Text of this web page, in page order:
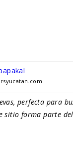
perfecta para
forma parte